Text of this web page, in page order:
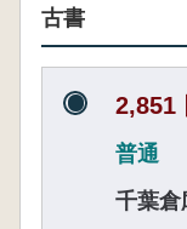
古書
2,851
普通
千葉倉